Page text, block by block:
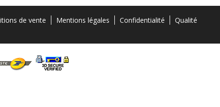
de vente Mentions légales Confidentialité
Qualité